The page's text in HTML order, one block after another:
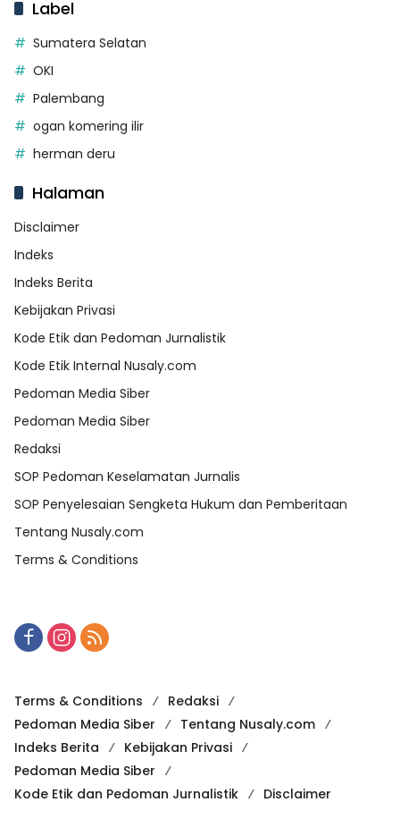
Label
Sumatera Selatan
OKI
Palembang
ogan komering ilir
herman deru
Halaman
Disclaimer
Indeks
Indeks Berita
Kebijakan Privasi
Kode Etik dan Pedoman Jurnalistik
Kode Etik Internal Nusaly.com
Pedoman Media Siber
Pedoman Media Siber
Redaksi
SOP Pedoman Keselamatan Jurnalis
SOP Penyelesaian Sengketa Hukum dan Pemberitaan
Tentang Nusaly.com
Terms & Conditions
Terms & Conditions
Redaksi
Pedoman Media Siber
Tentang Nusaly.com
Indeks Berita
Kebijakan Privasi
Pedoman Media Siber
Kode Etik dan Pedoman Jurnalistik
Disclaimer